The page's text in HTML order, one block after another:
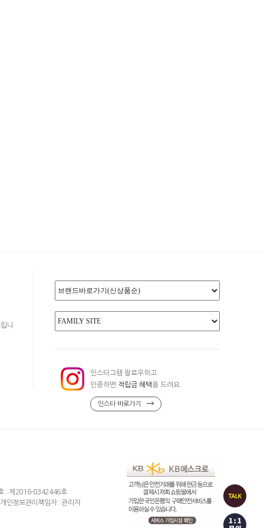
니
인스타그램 팔로우하고
인증하면 적립금 혜택을 드려요.
인스타 바로가기
: 제2016-0342446호
개인정보관리책임자 : 관리자